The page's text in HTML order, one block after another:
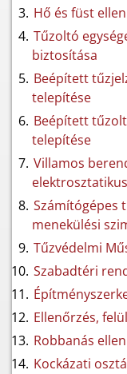
Hő és füst
Tűzoltó
biztosítása
Beépített
telepítése
Beépített
telepítése
Villamos
Számítógépes
menekülési
Tűzvédelmi
Szabadtéri
Ellenőrzés,
Robbanás
Kockázati